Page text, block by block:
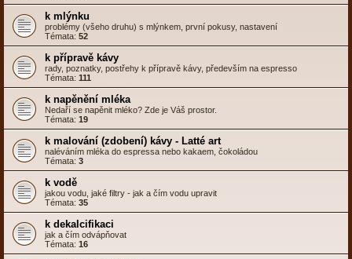
k mlýnku
problémy (všeho druhu) s mlýnkem, první pokusy, nastavení
Témata: 52
k přípravě kávy
rady, poznatky, postřehy k přípravě kávy, především na espresso
Témata: 111
k napěnění mléka
Nedaří se napěnit mléko? Zde je Váš prostor.
Témata: 19
k malování (zdobení) kávy - Latté art
naléváním mléka do espressa nebo kakaem, čokoládou
Témata: 3
k vodě
jakou vodu, jaké filtry - jak a čím vodu upravit
Témata: 35
k dekalcifikaci
jak a čím odvápňovat
Témata: 16